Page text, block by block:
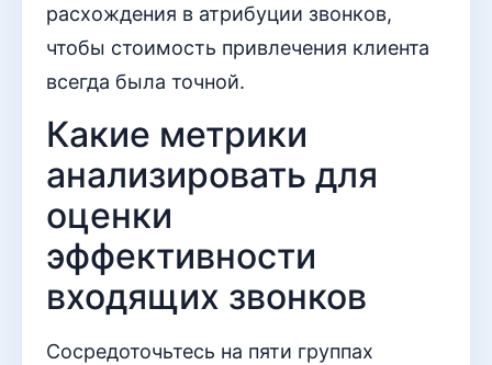
расхождения в атрибуции звонков,
чтобы стоимость привлечения клиента
всегда была точной.
Какие метрики
анализировать для
оценки
эффективности
входящих звонков
Сосредоточьтесь на пяти группах